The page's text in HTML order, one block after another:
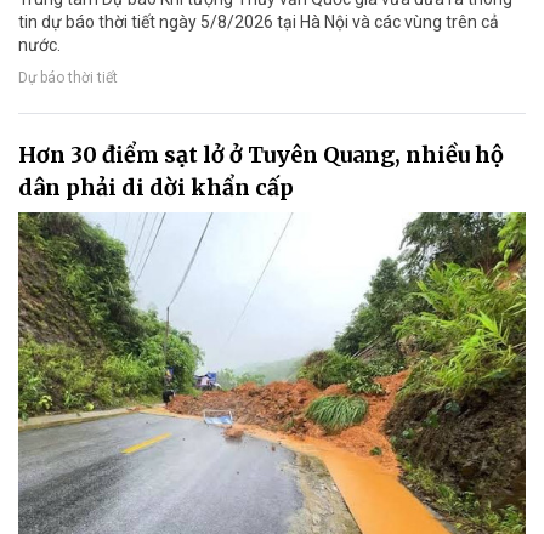
tin dự báo thời tiết ngày 5/8/2026 tại Hà Nội và các vùng trên cả
nước.
Dự báo thời tiết
Hơn 30 điểm sạt lở ở Tuyên Quang, nhiều hộ
dân phải di dời khẩn cấp